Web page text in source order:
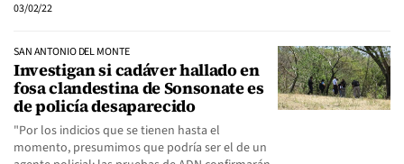
03/02/22
SAN ANTONIO DEL MONTE
Investigan si cadáver hallado en
fosa clandestina de Sonsonate es
de policía desaparecido
"Por los indicios que se tienen hasta el
momento, presumimos que podría ser el de un